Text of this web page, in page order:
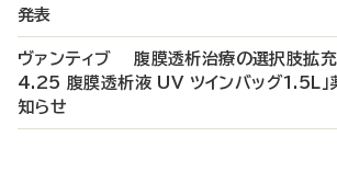
発表
ヴァンティブ 腹膜透析治療の選択肢拡充
4.25 腹膜透析液 UV ツインバッグ1.5L」
知らせ